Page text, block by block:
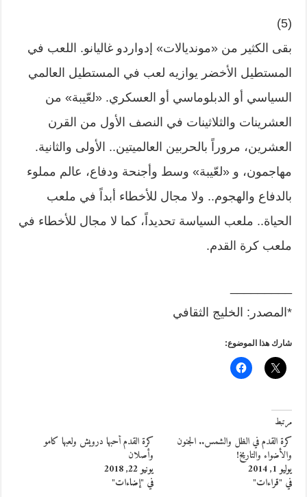
(5)
بقى الكثير من «مونديالات» إدواردو غاليانو. اللعب في
المستطيل الأخضر يوازيه لعب في المستطيل العالمي
السياسي أو الدبلوماسي أو العسكري. «لعّيبة» من
العشرينات والثلاثينات في النصف الأول من القرن
العشرين، مروراً بالحربين العالميتين.. الأولى والثانية.
مهاجمون، و «لعّيبة» وسط وأجنحة ودفاع، عالم مملوء
بالدفاع والهجوم.. ولا مجال للأخطاء أبداً في ملعب
الحياة.. ملعب السياسة تحديداً، كما لا مجال للأخطاء في
ملعب كرة القدم.
*المصدر: الخليج الثقافي
شارك هذا الموضوع:
مرتبط
كرة القدم في الظل والشمس.. الجنون
والأضواء والتاريخ!
يوليو 1, 2014
في "قراءات"
كرة القدم أحبها درويش ولعبها كامو
وأصلان
يونيو 22, 2018
في "إضاءات"